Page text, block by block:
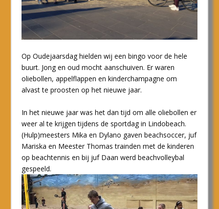
Op Oudejaarsdag hielden wij een bingo voor de hele
buurt. Jong en oud mocht aanschuiven. Er waren
oliebollen, appelflappen en kinderchampagne om
alvast te proosten op het nieuwe jaar.
In het nieuwe jaar was het dan tijd om alle oliebollen er
weer al te krijgen tijdens de sportdag in Lindobeach.
(Hulp)meesters Mika en Dylano gaven beachsoccer, juf
Mariska en Meester Thomas trainden met de kinderen
op beachtennis en bij juf Daan werd beachvolleybal
gespeeld.